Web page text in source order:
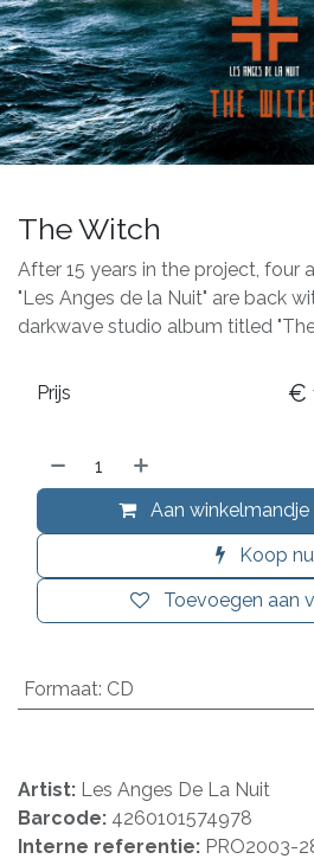
The Witch
After 15 years in the project, four
"Les Anges de la Nuit" are back
darkwave studio album titled
Aan
Koop nu
Toevoegen aan
Prijs €
Formaat: CD
Artist: Les Anges De La Nuit
Barcode: 4260101574978
Interne referentie: PRO2003-